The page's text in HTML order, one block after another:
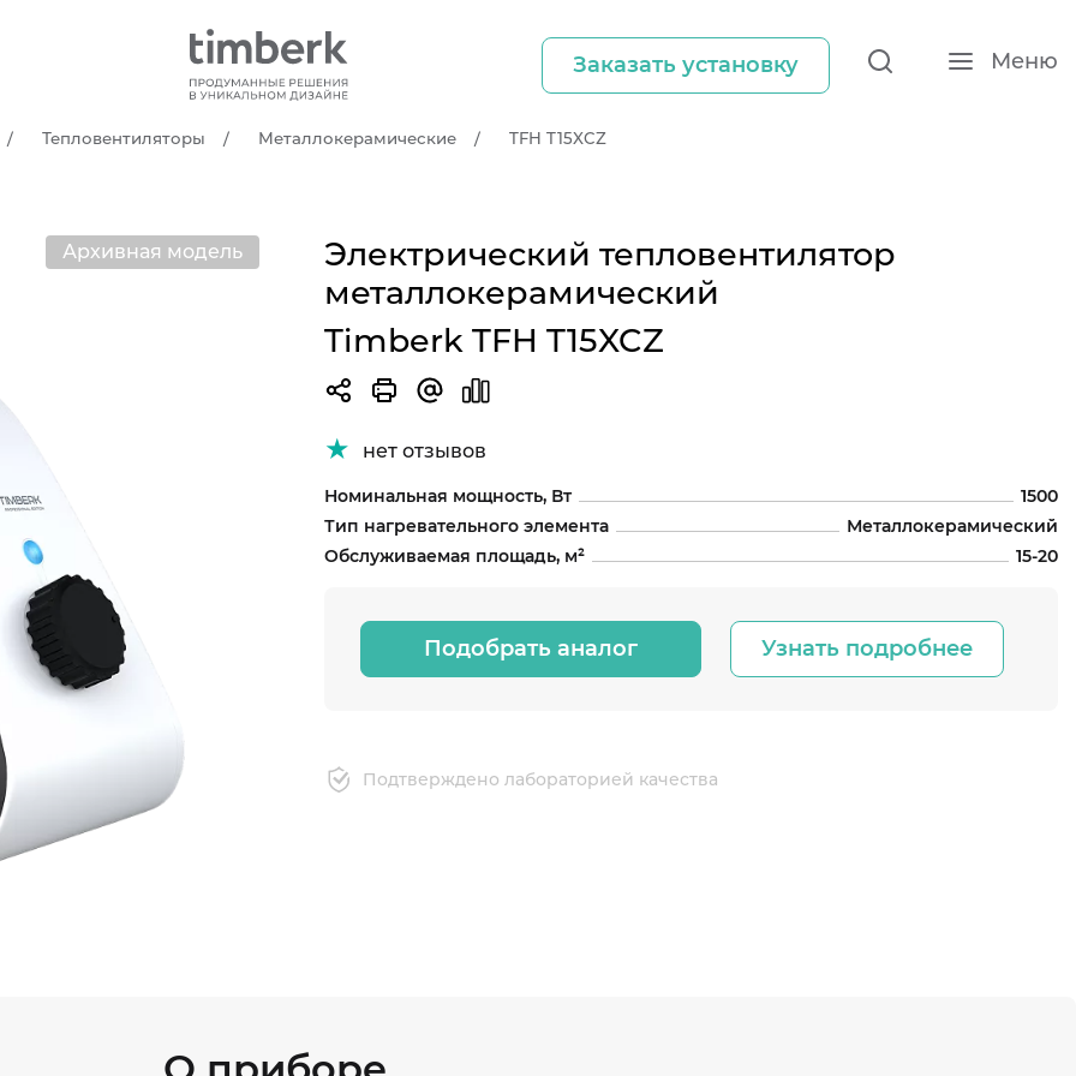
Заказать установку Меню
Тепловентиляторы Металлокерамические TFH T15XCZ
Архивная модель
Электрический тепловентилятор
металлокерамический
Timberk TFH T15XCZ
нет отзывов
Номинальная мощность, Вт
1500
Тип нагревательного элемента
Металлокерамический
Обслуживаемая площадь, м²
15-20
Подобрать аналог Узнать подробнее
Подтверждено лабораторией качества